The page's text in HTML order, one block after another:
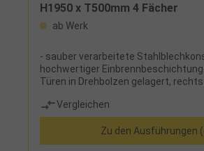
H1950 x T500mm 4 Fächer
ab Werk
- sauber verarbeitete
hochwertiger
Türen in Drehbolzen gelagert, rechts
Sicherheits-Drehriegel inklusive
Verwendung eines
Zylinderschloss gegen Mehrpreis-
Lüftungsöffnungen in Boden und
Vergleichen
Zu den Ausführungen